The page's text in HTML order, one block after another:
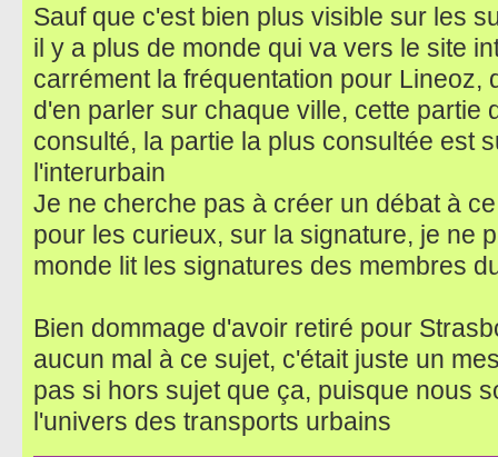
Sauf que c'est bien plus visible sur les
il y a plus de monde qui va vers le site
carrément la fréquentation pour Lineoz,
d'en parler sur chaque ville, cette partie
consulté, la partie la plus consultée est
l'interurbain
Je ne cherche pas à créer un débat à
pour les curieux, sur la signature, je ne
monde lit les signatures des membres
Bien dommage d'avoir retiré pour
aucun mal à ce sujet, c'était juste un
pas si hors sujet que ça, puisque nous
l'univers des transports urbains